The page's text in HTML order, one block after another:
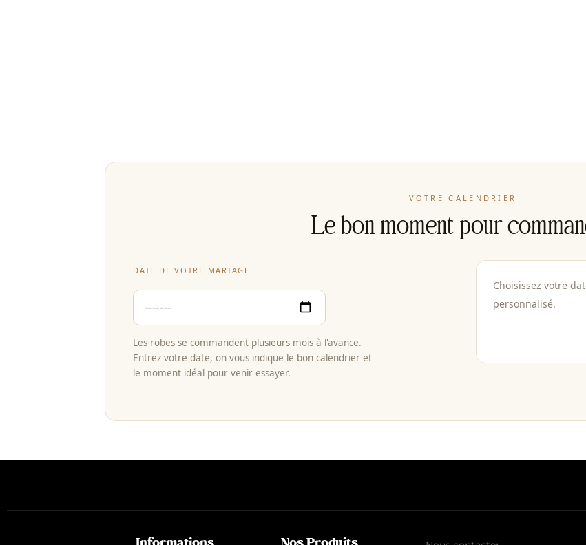
VOTRE CALENDRIER
Le bon moment pour
DATE DE VOTRE MARIAGE
Les robes se commandent plusieurs mois à l'avance.
Entrez votre date, on vous indique le bon calendrier et
le moment idéal pour venir essayer.
Choisissez votre
personnalisé.